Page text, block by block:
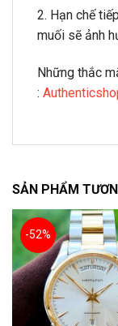
2. Hạn chế
muối sẽ ảnh
Những thắc
:
SẢN PHẨM
-52%